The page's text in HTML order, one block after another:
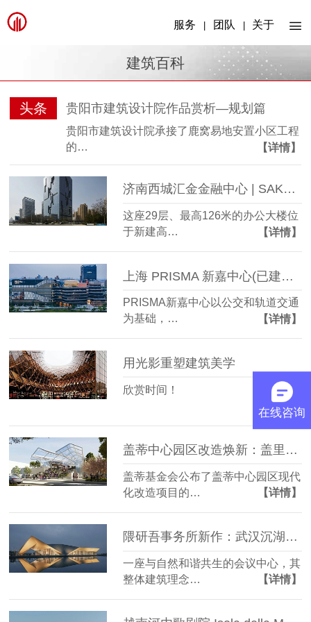
服务 团队 关于
建筑百科
头条 贵阳市建筑设计院作品赏析—规划篇
贵阳市建筑设计院承接了鹿窝易地安置小区工程
的…
【详情】
济南西城汇金金融中心 | SAKO Architects
这座29层、最高126米的办公大楼位
于新建高…
【详情】
上海 PRISMA 新嘉中心(已建成) | ECE
PRISMA新嘉中心以公交和轨道交通
为基础，…
【详情】
用光影重塑建筑美学
欣赏时间！
【详情】
盖蒂中心园区改造焕新：盖里、OLIN、WHY联手打造
盖蒂基金会公布了盖蒂中心园区现代
化改造项目的…
【详情】
隈研吾事务所新作：武汉沉湖国际小镇永久会址，“折纸”屋顶
一座与自然和谐共生的会议中心，其
整体建筑理念…
【详情】
在线咨询